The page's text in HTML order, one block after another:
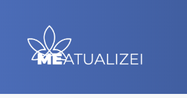
contenido